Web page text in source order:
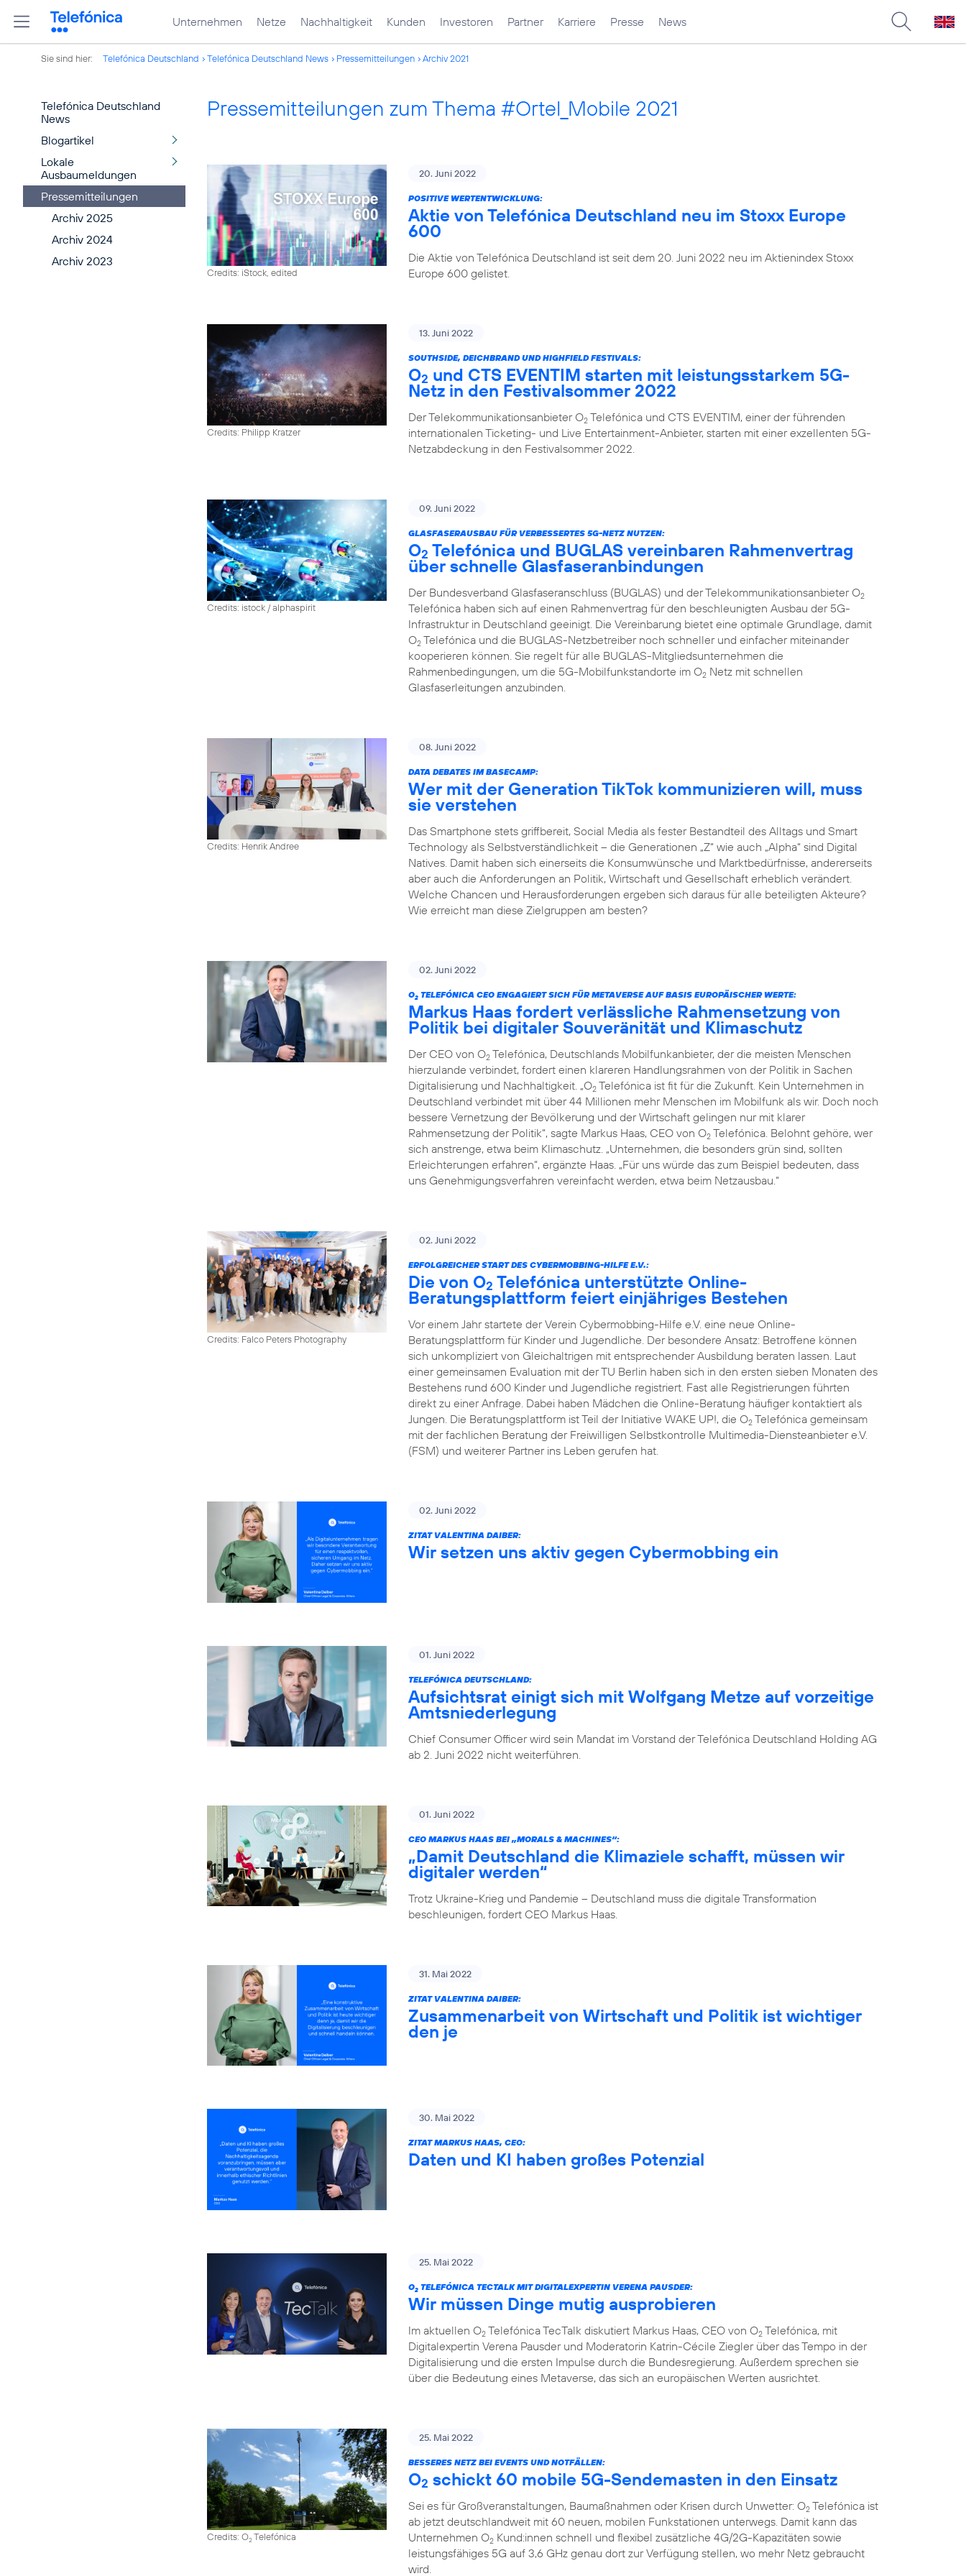
Unternehmen Netze Nachhaltigkeit Kunden Investoren Partner Karriere Presse News
Sie sind hier: Telefónica Deutschland Telefónica Deutschland News Pressemitteilungen Archiv 2021
Telefónica Deutschland
News
Blogartikel
Lokale
Ausbaumeldungen
Pressemitteilungen
Archiv 2025
Archiv 2024
Archiv 2023
Pressemitteilungen zum Thema #Ortel_Mobile 2021
Credits: iStock, edited
20. Juni 2022
POSITIVE WERTENTWICKLUNG:
Aktie von Telefónica Deutschland neu im Stoxx Europe
600
Die Aktie von Telefónica Deutschland ist seit dem 20. Juni 2022 neu im Aktienindex Stoxx
Europe 600 gelistet.
Credits: Philipp Kratzer
13. Juni 2022
SOUTHSIDE, DEICHBRAND UND HIGHFIELD FESTIVALS:
O2 und CTS EVENTIM starten mit leistungsstarkem 5G-
Netz in den Festivalsommer 2022
Der Telekommunikationsanbieter O2 Telefónica und CTS EVENTIM, einer der führenden
internationalen Ticketing- und Live Entertainment-Anbieter, starten mit einer exzellenten 5G-
Netzabdeckung in den Festivalsommer 2022.
Credits: istock / alphaspirit
09. Juni 2022
GLASFASERAUSBAU FÜR VERBESSERTES 5G-NETZ NUTZEN:
O2 Telefónica und BUGLAS vereinbaren Rahmenvertrag
über schnelle Glasfaseranbindungen
Der Bundesverband Glasfaseranschluss (BUGLAS) und der Telekommunikationsanbieter O2
Telefónica haben sich auf einen Rahmenvertrag für den beschleunigten Ausbau der 5G-
Infrastruktur in Deutschland geeinigt. Die Vereinbarung bietet eine optimale Grundlage, damit
O2 Telefónica und die BUGLAS-Netzbetreiber noch schneller und einfacher miteinander
kooperieren können. Sie regelt für alle BUGLAS-Mitgliedsunternehmen die
Rahmenbedingungen, um die 5G-Mobilfunkstandorte im O2 Netz mit schnellen
Glasfaserleitungen anzubinden.
Credits: Henrik Andree
08. Juni 2022
DATA DEBATES IM BASECAMP:
Wer mit der Generation TikTok kommunizieren will, muss
sie verstehen
Das Smartphone stets griffbereit, Social Media als fester Bestandteil des Alltags und Smart
Technology als Selbstverständlichkeit – die Generationen „Z“ wie auch „Alpha“ sind Digital
Natives. Damit haben sich einerseits die Konsumwünsche und Marktbedürfnisse, andererseits
aber auch die Anforderungen an Politik, Wirtschaft und Gesellschaft erheblich verändert.
Welche Chancen und Herausforderungen ergeben sich daraus für alle beteiligten Akteure?
Wie erreicht man diese Zielgruppen am besten?
02. Juni 2022
O2 TELEFÓNICA CEO ENGAGIERT SICH FÜR METAVERSE AUF BASIS EUROPÄISCHER WERTE:
Markus Haas fordert verlässliche Rahmensetzung von
Politik bei digitaler Souveränität und Klimaschutz
Der CEO von O2 Telefónica, Deutschlands Mobilfunkanbieter, der die meisten Menschen
hierzulande verbindet, fordert einen klareren Handlungsrahmen von der Politik in Sachen
Digitalisierung und Nachhaltigkeit. „O2 Telefónica ist fit für die Zukunft. Kein Unternehmen in
Deutschland verbindet mit über 44 Millionen mehr Menschen im Mobilfunk als wir. Doch noch
bessere Vernetzung der Bevölkerung und der Wirtschaft gelingen nur mit klarer
Rahmensetzung der Politik“, sagte Markus Haas, CEO von O2 Telefónica. Belohnt gehöre, wer
sich anstrenge, etwa beim Klimaschutz. „Unternehmen, die besonders grün sind, sollten
Erleichterungen erfahren“, ergänzte Haas. „Für uns würde das zum Beispiel bedeuten, dass
uns Genehmigungsverfahren vereinfacht werden, etwa beim Netzausbau.“
Credits: Falco Peters Photography
02. Juni 2022
ERFOLGREICHER START DES CYBERMOBBING-HILFE E.V.:
Die von O2 Telefónica unterstützte Online-
Beratungsplattform feiert einjähriges Bestehen
Vor einem Jahr startete der Verein Cybermobbing-Hilfe e.V. eine neue Online-
Beratungsplattform für Kinder und Jugendliche. Der besondere Ansatz: Betroffene können
sich unkompliziert von Gleichaltrigen mit entsprechender Ausbildung beraten lassen. Laut
einer gemeinsamen Evaluation mit der TU Berlin haben sich in den ersten sieben Monaten des
Bestehens rund 600 Kinder und Jugendliche registriert. Fast alle Registrierungen führten
direkt zu einer Anfrage. Dabei haben Mädchen die Online-Beratung häufiger kontaktiert als
Jungen. Die Beratungsplattform ist Teil der Initiative WAKE UP!, die O2 Telefónica gemeinsam
mit der fachlichen Beratung der Freiwilligen Selbstkontrolle Multimedia-Diensteanbieter e.V.
(FSM) und weiterer Partner ins Leben gerufen hat.
02. Juni 2022
ZITAT VALENTINA DAIBER:
Wir setzen uns aktiv gegen Cybermobbing ein
01. Juni 2022
TELEFÓNICA DEUTSCHLAND:
Aufsichtsrat einigt sich mit Wolfgang Metze auf vorzeitige
Amtsniederlegung
Chief Consumer Officer wird sein Mandat im Vorstand der Telefónica Deutschland Holding AG
ab 2. Juni 2022 nicht weiterführen.
01. Juni 2022
CEO MARKUS HAAS BEI „MORALS & MACHINES“:
„Damit Deutschland die Klimaziele schafft, müssen wir
digitaler werden“
Trotz Ukraine-Krieg und Pandemie – Deutschland muss die digitale Transformation
beschleunigen, fordert CEO Markus Haas.
31. Mai 2022
ZITAT VALENTINA DAIBER:
Zusammenarbeit von Wirtschaft und Politik ist wichtiger
den je
30. Mai 2022
ZITAT MARKUS HAAS, CEO:
Daten und KI haben großes Potenzial
25. Mai 2022
O2 TELEFÓNICA TECTALK MIT DIGITALEXPERTIN VERENA PAUSDER:
Wir müssen Dinge mutig ausprobieren
Im aktuellen O2 Telefónica TecTalk diskutiert Markus Haas, CEO von O2 Telefónica, mit
Digitalexpertin Verena Pausder und Moderatorin Katrin-Cécile Ziegler über das Tempo in der
Digitalisierung und die ersten Impulse durch die Bundesregierung. Außerdem sprechen sie
über die Bedeutung eines Metaverse, das sich an europäischen Werten ausrichtet.
Credits: O2Telefónica
25. Mai 2022
BESSERES NETZ BEI EVENTS UND NOTFÄLLEN:
O2 schickt 60 mobile 5G-Sendemasten in den Einsatz
Sei es für Großveranstaltungen, Baumaßnahmen oder Krisen durch Unwetter: O2 Telefónica ist
ab jetzt deutschlandweit mit 60 neuen, mobilen Funkstationen unterwegs. Damit kann das
Unternehmen O2 Kund:innen schnell und flexibel zusätzliche 4G/2G-Kapazitäten sowie
leistungsfähiges 5G auf 3,6 GHz genau dort zur Verfügung stellen, wo mehr Netz gebraucht
wird.